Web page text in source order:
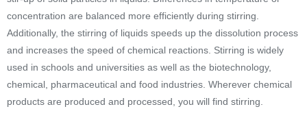
concentration are balanced more efficiently during stirring.
Additionally, the stirring of liquids speeds up the dissolution process
and increases the speed of chemical reactions. Stirring is widely
used in schools and universities as well as the biotechnology,
chemical, pharmaceutical and food industries. Wherever chemical
products are produced and processed, you will find stirring.